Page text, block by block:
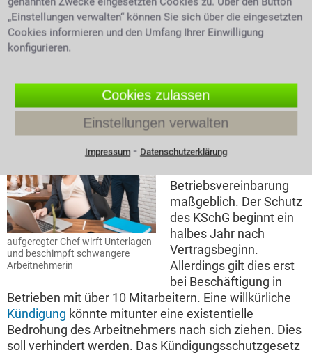
Verlängerung der ursprünglichen Befristung muss
noch während der Vertragslaufzeit geschehen.
Kündigungsschutzgesetz
aufgeregter Chef wirft Unterlagen
und beschimpft schwangere
Arbeitnehmerin
Ein Arbeitsvertrag ist
wie alle anderen
Verträge auch kündbar.
Für die Kündigungsfrist
Betriebsvereinbarung
maßgeblich. Der Schutz
des KSchG beginnt ein
halbes Jahr nach
Vertragsbeginn.
Allerdings gilt dies erst
bei Beschäftigung in
Betrieben mit über 10 Mitarbeitern. Eine willkürliche
Kündigung könnte mitunter eine existentielle
Bedrohung des Arbeitnehmers nach sich ziehen. Dies
soll verhindert werden. Das Kündigungsschutzgesetz
„Einstellungen verwalten“ können Sie sich über die eingesetzten
Cookies informieren und den Umfang Ihrer Einwilligung
konfigurieren.
Cookies zulassen
Einstellungen verwalten
Impressum⁃ Datenschutzerklärung